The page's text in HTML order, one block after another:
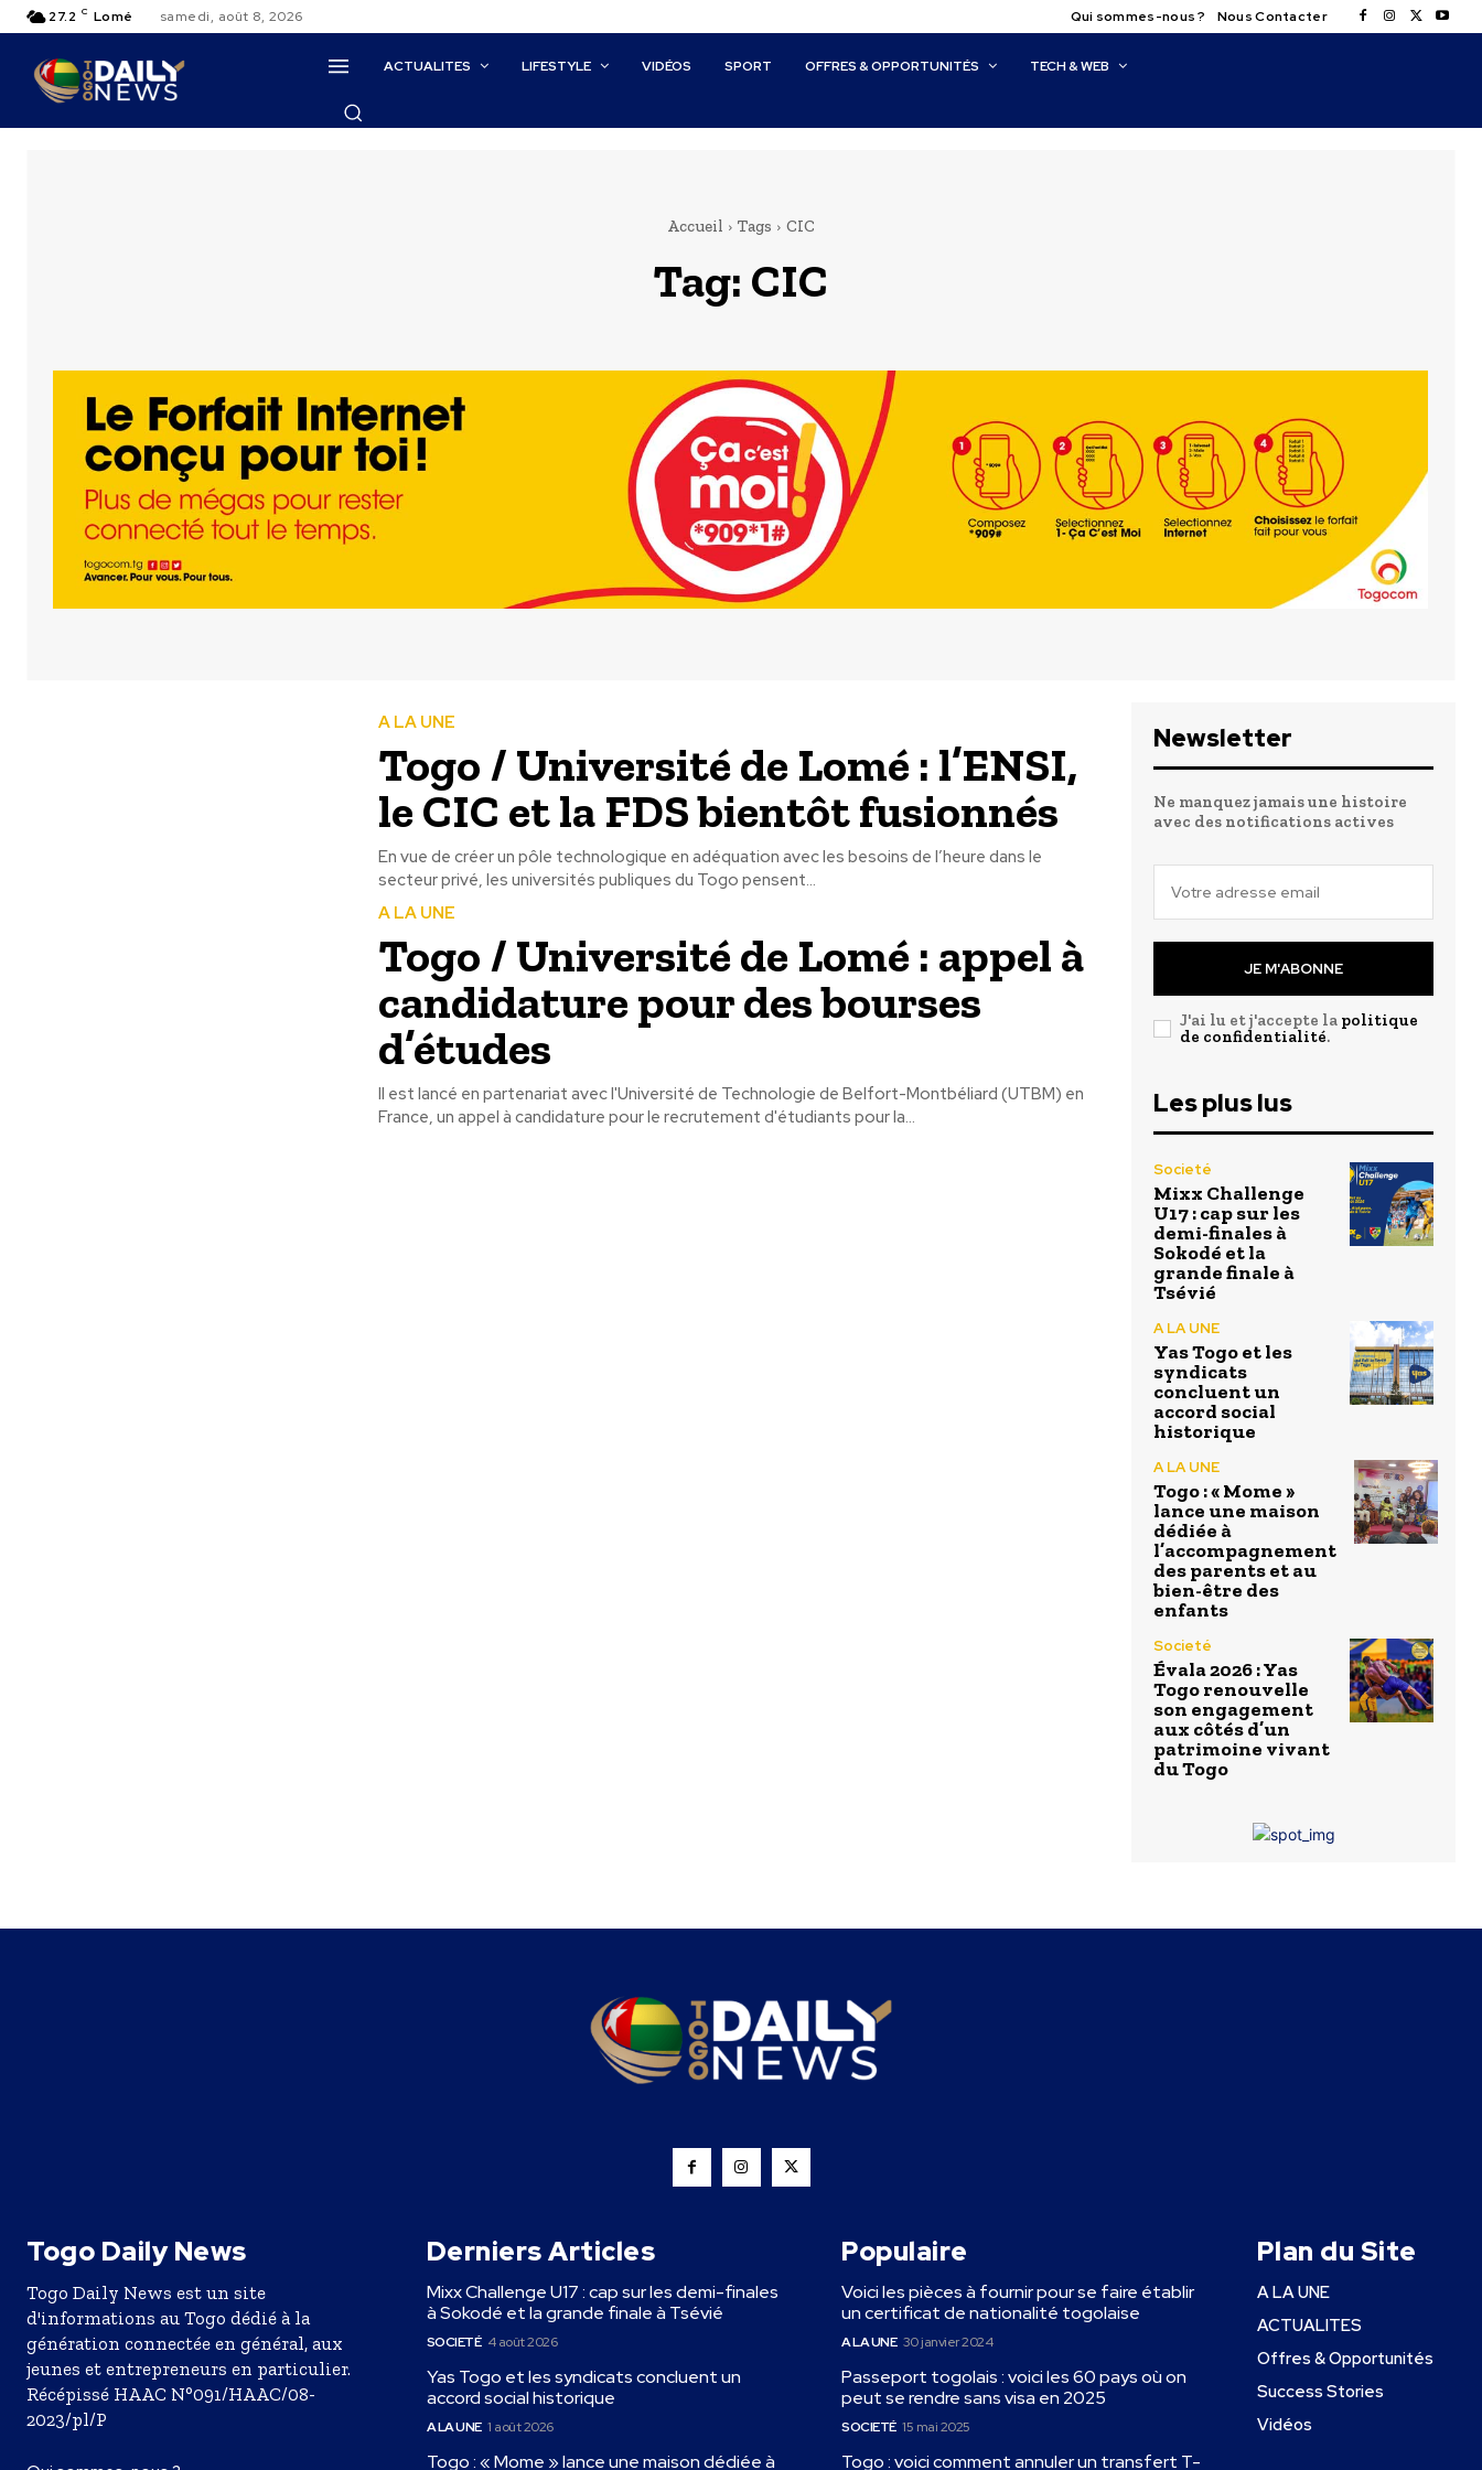
27.2 C Lomé samedi, août 8, 2026 Qui sommes-nous ? Nous Contacter
ACTUALITES LIFESTYLE VIDÉOS SPORT OFFRES & OPPORTUNITÉS TECH & WEB
Accueil Tags CIC
Tag: CIC
A LA UNE
Togo / Université de Lomé : l’ENSI,
le CIC et la FDS bientôt fusionnés
En vue de créer un pôle technologique en adéquation avec les besoins de l’heure dans le
secteur privé, les universités publiques du Togo pensent...
A LA UNE
Togo / Université de Lomé : appel à
candidature pour des bourses
d’études
Il est lancé en partenariat avec l'Université de Technologie de Belfort-Montbéliard (UTBM) en
France, un appel à candidature pour le recrutement d'étudiants pour la...
Newsletter
Ne manquez jamais une histoire
avec des notifications actives
JE M'ABONNE
J'ai lu et j'accepte la politique
de confidentialité.
Les plus lus
Societé
Mixx Challenge
U17 : cap sur les
demi-finales à
Sokodé et la
grande finale à
Tsévié
A LA UNE
Yas Togo et les
syndicats
concluent un
accord social
historique
A LA UNE
Togo : « Mome »
lance une maison
dédiée à
l’accompagnement
des parents et au
bien-être des
enfants
Societé
Évala 2026 : Yas
Togo renouvelle
son engagement
aux côtés d’un
patrimoine vivant
du Togo
Togo Daily News
Togo Daily News est un site
d'informations au Togo dédié à la
génération connectée en général, aux
jeunes et entrepreneurs en particulier.
Récépissé HAAC N°091/HAAC/08-
2023/pl/P
Derniers Articles
Mixx Challenge U17 : cap sur les demi-finales
à Sokodé et la grande finale à Tsévié
SOCIETÉ 4 août 2026
Yas Togo et les syndicats concluent un
accord social historique
A LA UNE 1 août 2026
Togo : « Mome » lance une maison dédiée à
Populaire
Voici les pièces à fournir pour se faire établir
un certificat de nationalité togolaise
A LA UNE 30 janvier 2024
Passeport togolais : voici les 60 pays où on
peut se rendre sans visa en 2025
SOCIETÉ 15 mai 2025
Togo : voici comment annuler un transfert T-
Plan du Site
A LA UNE
ACTUALITES
Offres & Opportunités
Success Stories
Vidéos